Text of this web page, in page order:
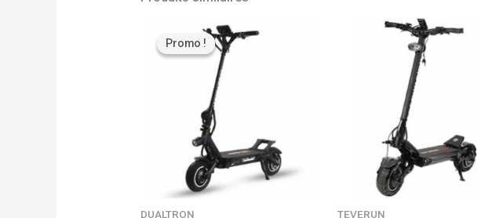
Promo !
Promo !
DUALTRON
prix
initial
était :
2990,00 €.
prix
TEVERUN